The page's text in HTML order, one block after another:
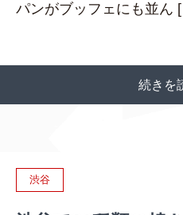
パンがブッフェにも並ん
続きを
渋谷